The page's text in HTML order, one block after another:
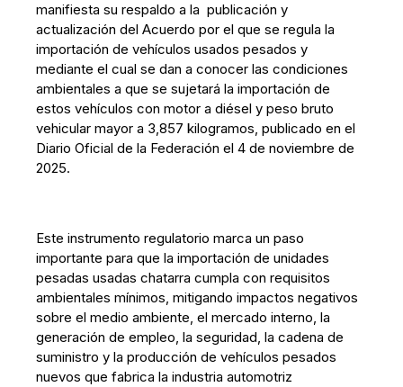
manifiesta su respaldo a la publicación y
actualización del Acuerdo por el que se regula la
importación de vehículos usados pesados y
mediante el cual se dan a conocer las condiciones
ambientales a que se sujetará la importación de
estos vehículos con motor a diésel y peso bruto
vehicular mayor a 3,857 kilogramos, publicado en el
Diario Oficial de la Federación el 4 de noviembre de
2025.
Este instrumento regulatorio marca un paso
importante para que la importación de unidades
pesadas usadas chatarra cumpla con requisitos
ambientales mínimos, mitigando impactos negativos
sobre el medio ambiente, el mercado interno, la
generación de empleo, la seguridad, la cadena de
suministro y la producción de vehículos pesados
nuevos que fabrica la industria automotriz